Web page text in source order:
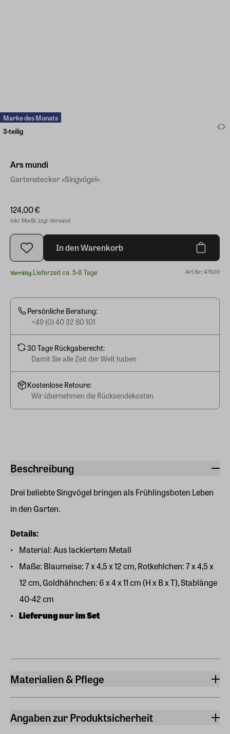
Marke des Monats
3-teilig
Beschreibung
Drei beliebte Singvögel bringen als Frühlingsboten Leben
in den Garten.
Details:
Material: Aus lackiertem Metall
Maße: Blaumeise: 7 x 4,5 x 12 cm, Rotkehlchen: 7 x 4,5 x
12 cm, Goldhähnchen: 6 x 4 x 11 cm (H x B x T), Stablänge
40-42 cm
Lieferung nur im Set
Materialien & Pflege
Angaben zur Produktsicherheit
Ars mundi
Gartenstecker »Singvögel«
124,00 €
inkl. MwSt. zzgl. Versand
In den Warenkorb
Vorrätig.Lieferzeit ca. 5-8 Tage Art.Nr.: 47500
Persönliche Beratung:
+49 (0) 40 32 80 101
30 Tage Rückgaberecht:
Damit Sie alle Zeit der Welt haben
Kostenlose Retoure:
Wir übernehmen die Rücksendekosten